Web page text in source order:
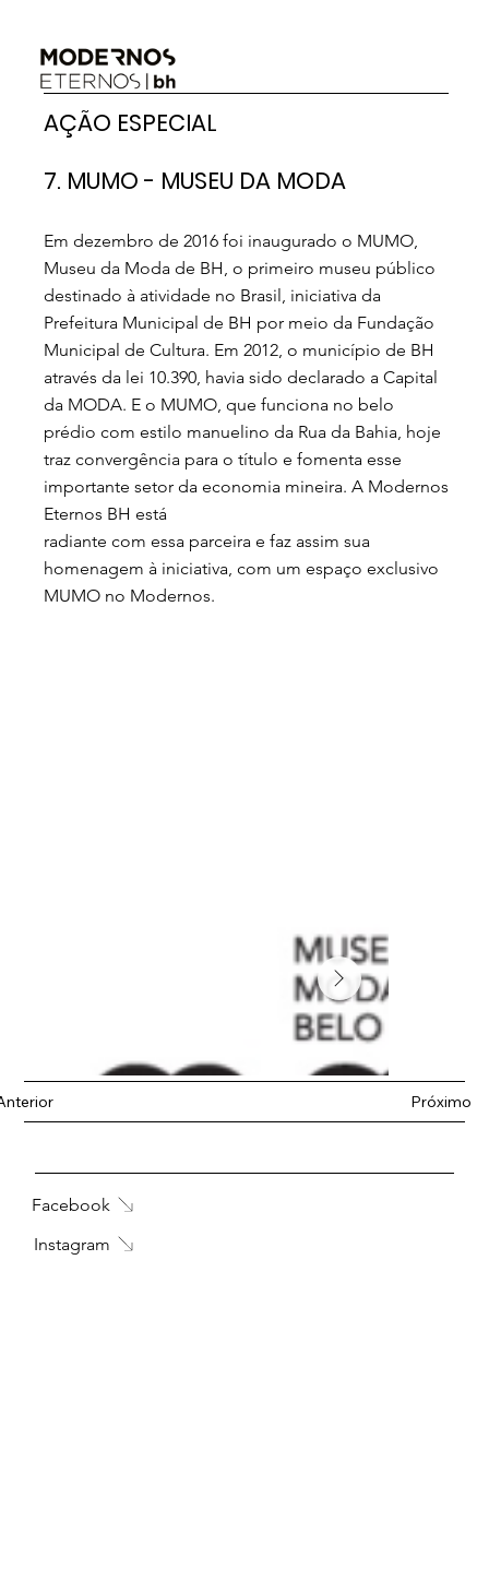
AÇÃO ESPECIAL
7. MUMO - MUSEU DA MODA
Em dezembro de 2016 foi inaugurado o MUMO,
Museu da Moda de BH, o primeiro museu público
destinado à atividade no Brasil, iniciativa da
Prefeitura Municipal de BH por meio da Fundação
Municipal de Cultura. Em 2012, o município de BH
através da lei 10.390, havia sido declarado a Capital
da MODA. E o MUMO, que funciona no belo
prédio com estilo manuelino da Rua da Bahia, hoje
traz convergência para o título e fomenta esse
importante setor da economia mineira. A Modernos
Eternos BH está
radiante com essa parceira e faz assim sua
homenagem à iniciativa, com um espaço exclusivo
MUMO no Modernos.
Próximo
Facebook
Instagram